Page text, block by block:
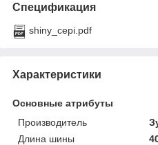
Спецификация
shiny_cepi.pdf
Характеристики
Основные атрибуты
Производитель
Длина шины